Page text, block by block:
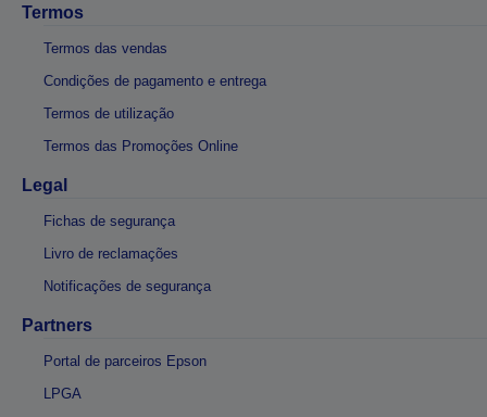
Termos
Termos das vendas
Condições de pagamento e entrega
Termos de utilização
Termos das Promoções Online
Legal
Fichas de segurança
Livro de reclamações
Notificações de segurança
Partners
Portal de parceiros Epson
LPGA